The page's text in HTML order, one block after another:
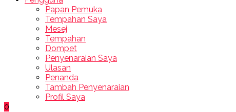
Papan Pemuka
Tempahan Saya
Mesej
Tempahan
Dompet
Penyenaraian Saya
Ulasan
Penanda
Tambah Penyenaraian
Profil Saya
0